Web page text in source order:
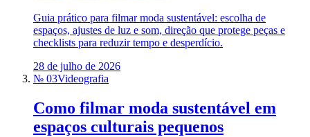
Guia prático para filmar moda sustentável: escolha de
espaços, ajustes de luz e som, direção que protege peças e
checklists para reduzir tempo e desperdício.
28 de julho de 2026
№ 03Videografia
Como filmar moda sustentável em
espaços culturais pequenos